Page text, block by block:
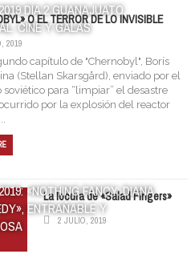
DÍA 2 GUANAJUATO
CINE Y GALAS
«NOTHING FANCY: DIANA
ENTRAÑABLE Y
O EL TERROR DE LO INVISIBLE
2019
capítulo de "Chernobyl", Borís
(Stellan Skarsgård), enviado por el
soviético para “limpiar” el desastre
por la explosión del reactor
La locura de «Salad Fingers»
2 JULIO, 2019